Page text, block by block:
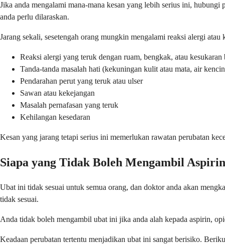
Jika anda mengalami mana-mana kesan yang lebih serius ini,
anda perlu dilaraskan.
Jarang sekali, sesetengah orang mungkin mengalami reaksi alergi
Reaksi alergi yang teruk dengan ruam, bengkak, atau kesukaran
Tanda-tanda masalah hati (kekuningan kulit atau mata, air
Pendarahan perut yang teruk atau ulser
Sawan atau kekejangan
Masalah pernafasan yang teruk
Kehilangan kesedaran
Kesan yang jarang tetapi serius ini memerlukan rawatan perubatan
Siapa yang Tidak Boleh Mengambil
Ubat ini tidak sesuai untuk semua orang, dan doktor anda akan
tidak sesuai.
Anda tidak boleh mengambil ubat ini jika anda alah kepada aspirin,
Keadaan perubatan tertentu menjadikan ubat ini sangat berisiko.